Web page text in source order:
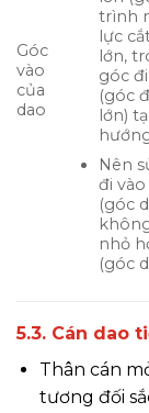
Góc
vào
của
dao
trình
lực
lớn,
góc
(góc
lớn)
Nên
đi
(góc
nhỏ
(góc
5.3. Cán dao
Thân cán
tương đối